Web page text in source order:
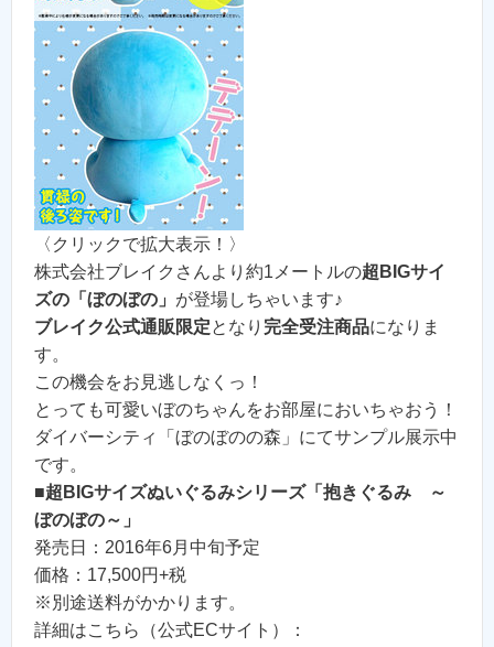
〈クリックで拡大表示！〉
株式会社ブレイクさんより約1メートルの超BIGサイ
ズの「ぼのぼの」 が登場しちゃいます♪
ブレイク公式通販限定となり 完全受注商品になりま
す。
この機会をお見逃しなくっ！
とっても可愛いぼのちゃんをお部屋においちゃおう！
ダイバーシティ「ぼのぼのの森」にてサンプル展示中
です。
■超BIGサイズぬいぐるみシリーズ「抱きぐるみ ～
ぼのぼの～」
発売日：2016年6月中旬予定
価格：17,500円+税
※別途送料がかかります。
詳細はこちら（公式ECサイト）：